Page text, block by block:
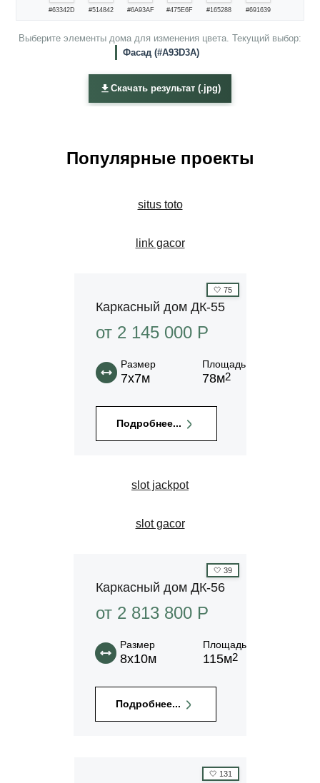
#63342D #514842 #6A93AF #475E6F #165288 #691639
Выберите элементы дома для изменения цвета. Текущий выбор:
Фасад (#A93D3A)
Скачать результат (.jpg)
Популярные проекты
situs toto
link gacor
🤍 75
Каркасный дом ДК-55
от 2 145 000 P
Размер
7х7м
Площадь
78м2
Подробнее...
slot jackpot
slot gacor
🤍 39
Каркасный дом ДК-56
от 2 813 800 P
Размер
8х10м
Площадь
115м2
Подробнее...
🤍 131